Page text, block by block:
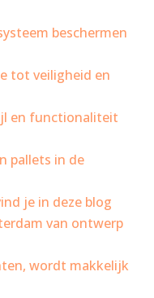
beschermen
tot veiligheid en
en functionaliteit
pallets in de
je in deze blog
van ontwerp
wordt makkelijk